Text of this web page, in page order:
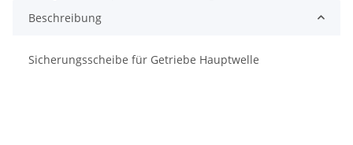
Beschreibung
Sicherungsscheibe für Getriebe Hauptwelle